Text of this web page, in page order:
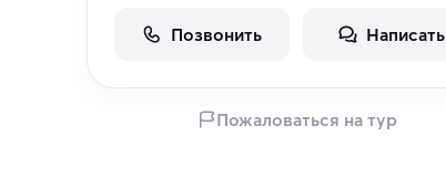
Позвонить Написать
Пожаловаться на тур